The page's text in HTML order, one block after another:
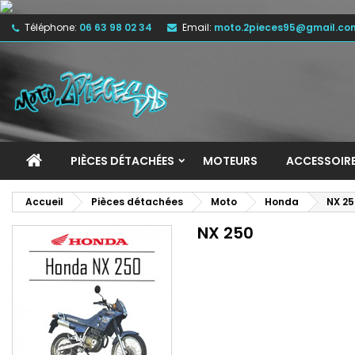
Téléphone: 06 63 98 02 34 Email:
PIÈCES DÉTACHÉES MOTEURS
Accueil Pièces détachées Moto Honda NX
NX 250